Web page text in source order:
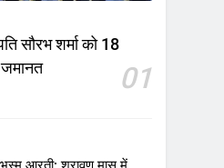
सौरभ शर्मा को 18
जमानत
01